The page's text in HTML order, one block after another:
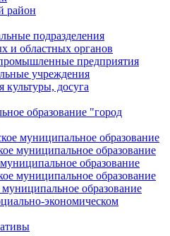
район
подразделения
и областных органов
предприятия
учреждения
культуры, досуга
образование "город
муниципальное образование
муниципальное образование
образование
муниципальное образование
образование
экономическом